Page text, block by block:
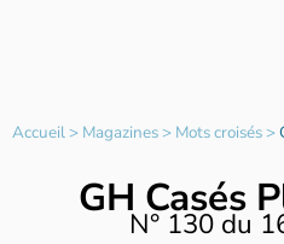
Accueil> Magazines> Mots croisés>
GH Casés
N°130du